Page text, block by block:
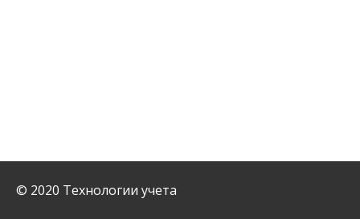
© 2020 Технологии учета